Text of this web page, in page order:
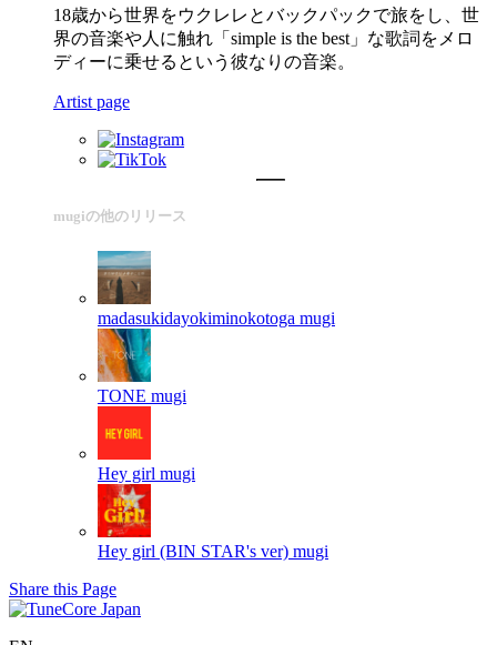
18歳から世界をウクレレとバックパックで旅をし、世
界の音楽や人に触れ「simple is the best」な歌詞をメロ
ディーに乗せるという彼なりの音楽。
Artist page
mugiの他のリリース
madasukidayokiminokotoga mugi
TONE mugi
Hey girl mugi
Hey girl (BIN STAR's ver) mugi
Share this Page